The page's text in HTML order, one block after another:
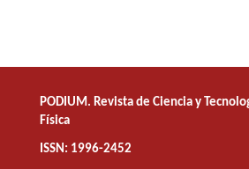
PODIUM. Revista de Ciencia y
Física
ISSN: 1996-2452